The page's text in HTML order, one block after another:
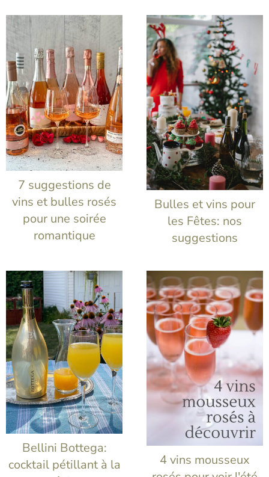
7 suggestions de
vins et bulles rosés
pour une soirée
romantique
Bulles et vins pour
les Fêtes: nos
suggestions
Bellini Bottega:
cocktail pétillant à la
4 vins mousseux